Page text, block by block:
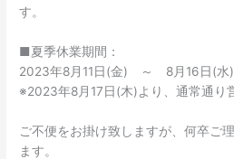
す。
■夏季休業期間：
2023年8月11日(金) ～ 8月16日(水)
※2023年8月17日(木)より、通常通り
ご不便をお掛け致しますが、何卒ご
ます。